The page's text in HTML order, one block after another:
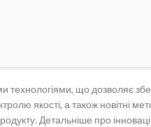
аспекти та майбутні
технологіями, що дозволяє
якості, а також новітні
Детальніше про